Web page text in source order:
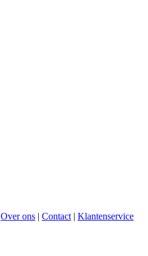
Over ons | Contact | Klantenservice